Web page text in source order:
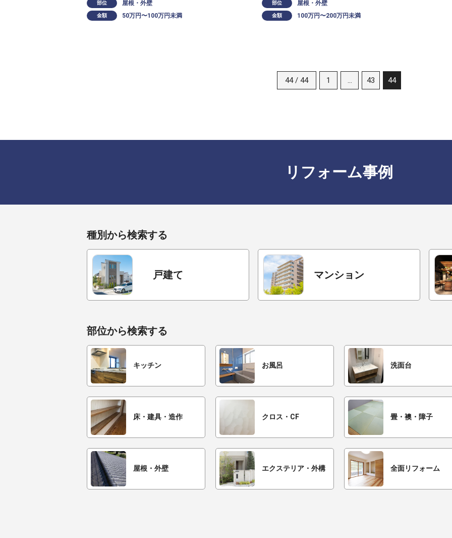
部位 屋根・外壁
金額 50万円〜100万円未満
部位 屋根・外壁
金額 100万円〜200万円未満
44 / 44 1 … 43 44
リフォーム事例
種別から検索する
戸建て マンション
部位から検索する
キッチン お風呂 洗面台
床・建具・造作 クロス・CF 畳・襖・障子
屋根・外壁 エクステリア・外構 全面リフォーム